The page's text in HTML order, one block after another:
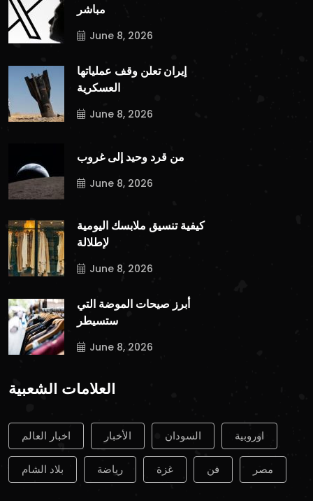
مباشر
June 8, 2026
إيران تعلن وقف عملياتها
العسكرية
June 8, 2026
من قرد وحيد إلى غروب
June 8, 2026
كيفية تنسيق ملابسك اليومية
لإطلالة
June 8, 2026
أبرز صيحات الموضة التي
ستسيطر
June 8, 2026
العلامات الشعبية
اخبار العالم الأخبار السودان اوروبية
بلاد الشام رياضة غزة فن مصر